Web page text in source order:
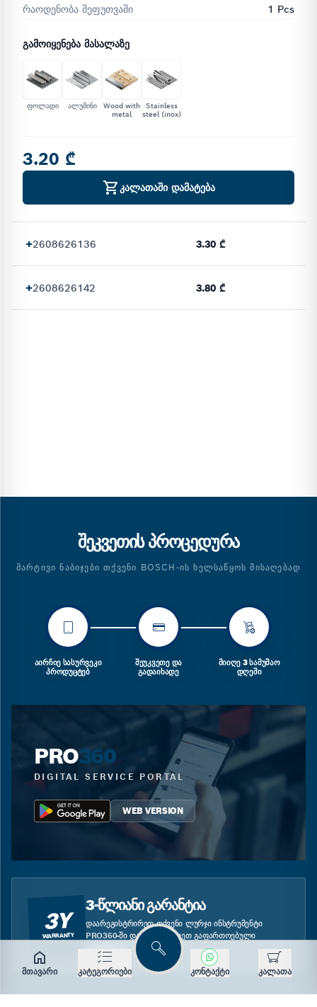
რაოდენობა შეფუთვაში 1 Pcs
ᲒᲐᲛᲝᲘᲧᲔᲜᲔᲑᲐ ᲛᲐᲡᲐᲚᲐᲖᲔ
ფოლადი ალუმინი
Wood with
metal
Stainless
steel (inox)
3.20 ₾
კალათაში დამატება
+2608626136 3.30 ₾
+2608626142 3.80 ₾
მთავარი კატეგორიები
ძებნა
კონტაქტი კალათა
ᲨᲔᲙᲕᲔᲗᲘᲡ ᲞᲠᲝᲪᲔᲓᲣᲠᲐ
ᲛᲐᲠᲢᲘᲕᲘ ᲜᲐᲑᲘᲯᲔᲑᲘ ᲗᲥᲕᲔᲜᲘ BOSCH-ᲘᲡ ᲮᲔᲚᲡᲐᲬᲧᲝᲡ ᲛᲘᲡᲐᲦᲔᲑᲐᲓ
ᲐᲘᲠᲩᲘᲔ ᲡᲐᲡᲣᲠᲕᲔᲙᲘ
ᲞᲠᲝᲓᲣᲪᲢᲔᲑ
ᲨᲔᲣᲙᲕᲔᲗᲔ ᲓᲐ
ᲒᲐᲓᲐᲘᲮᲐᲓᲔ
ᲛᲘᲘᲦᲔ 3 ᲡᲐᲛᲣᲨᲐᲝ
ᲓᲦᲔᲨᲘ
PRO360
DIGITAL SERVICE PORTAL
WEB VERSION
3Y
WARRANTY
3-ᲬᲚᲘᲐᲜᲘ ᲒᲐᲠᲐᲜᲢᲘᲐ
ᲓᲐᲐᲠᲔᲒᲘᲡᲢᲠᲘᲠᲔᲗ ᲗᲥᲕᲔᲜᲘ ᲚᲣᲠᲯᲘ ᲘᲜᲡᲢᲠᲣᲛᲔᲜᲢᲘ
PRO360-ᲨᲘ ᲓᲐ ᲘᲡᲐᲠᲒᲔᲑᲚᲔᲗ ᲒᲐᲤᲐᲠᲗᲝᲔᲑᲣᲚᲘ
ᲒᲐᲠᲐᲜᲢᲘᲘᲗ.